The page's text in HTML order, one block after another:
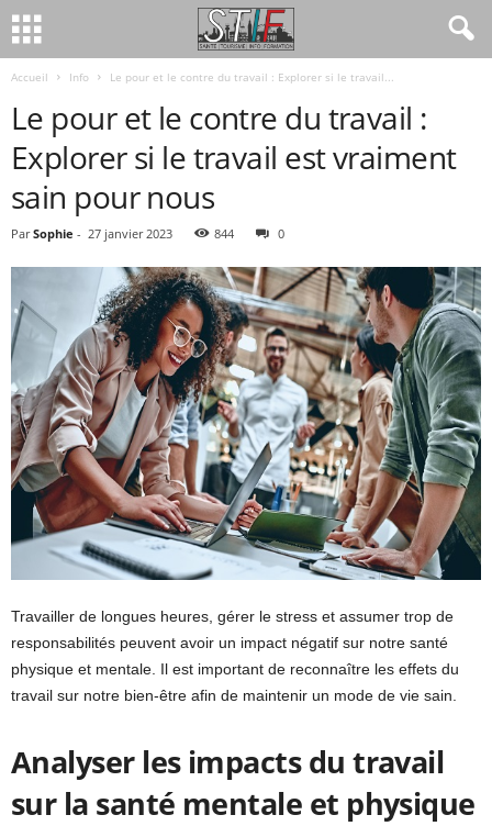
Accueil Info Le pour et le contre du travail : Explorer si le travail...
Le pour et le contre du travail :
Explorer si le travail est vraiment
sain pour nous
Par Sophie - 27 janvier 2023 844 0
Travailler de longues heures, gérer le stress et assumer trop de
responsabilités peuvent avoir un impact négatif sur notre santé
physique et mentale. Il est important de reconnaître les effets du
travail sur notre bien-être afin de maintenir un mode de vie sain.
Analyser les impacts du travail
sur la santé mentale et physique